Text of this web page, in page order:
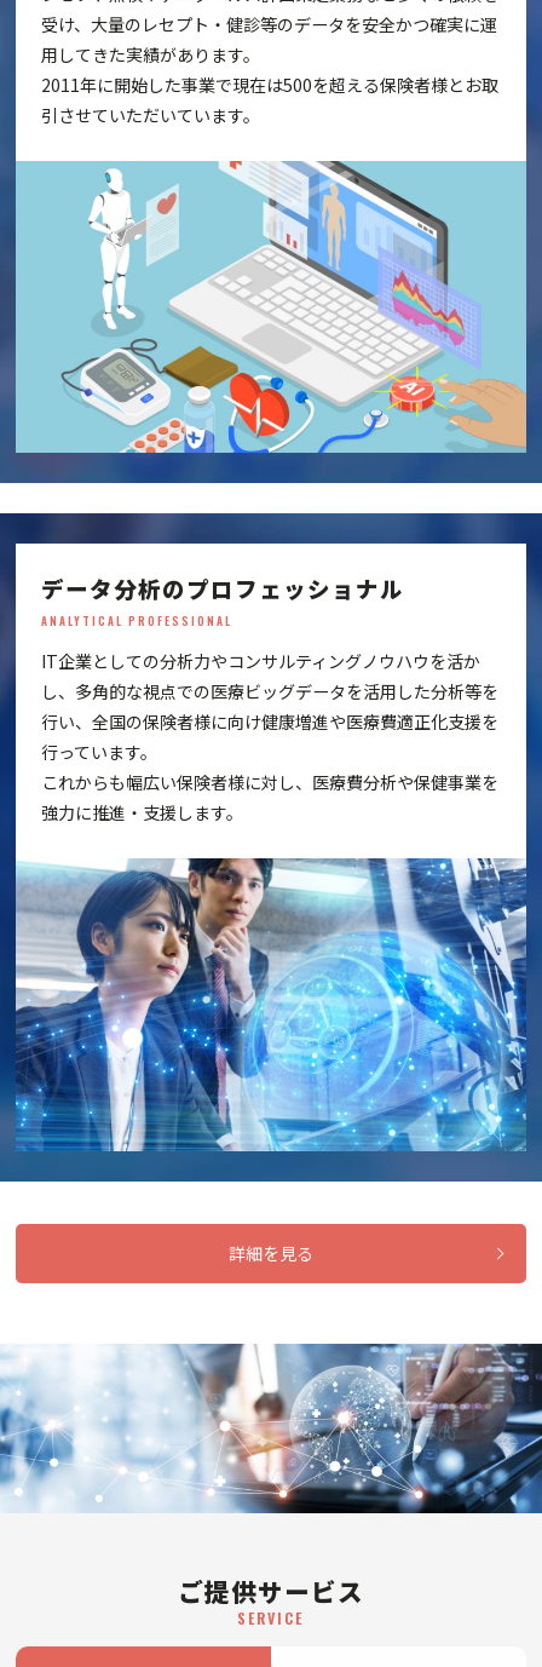
受け、大量のレセプト・健診等のデータを安全かつ確実に運
用してきた実績があります。
2011年に開始した事業で現在は500を超える保険者様とお取
引させていただいています。
データ分析のプロフェッショナル
ANALYTICAL PROFESSIONAL
IT企業としての分析力やコンサルティングノウハウを活か
し、多角的な視点での医療ビッグデータを活用した分析等を
行い、全国の保険者様に向け健康増進や医療費適正化支援を
行っています。
これからも幅広い保険者様に対し、医療費分析や保健事業を
強力に推進・支援します。
詳細を見る
ご提供サービス
SERVICE